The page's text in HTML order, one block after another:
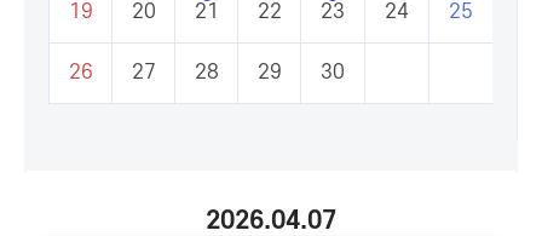
19 20 21 22 23 24 25
26 27 28 29 30
2026.04.07